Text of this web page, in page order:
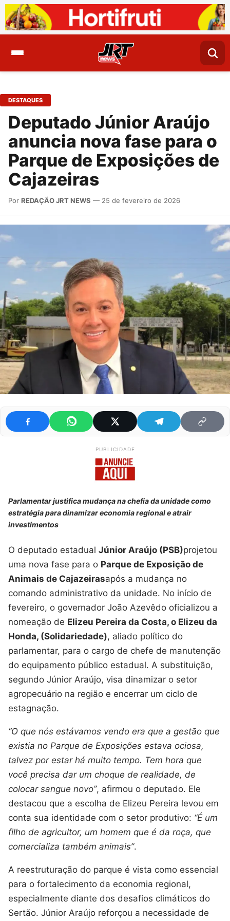
DESTAQUES
Deputado Júnior Araújo
anuncia nova fase para o
Parque de Exposições de
Cajazeiras
Por REDAÇÃO JRT NEWS — 25 de fevereiro de 2026
PUBLICIDADE
Parlamentar justifica mudança na chefia da unidade como
estratégia para dinamizar economia regional e atrair
investimentos
O deputado estadual Júnior Araújo (PSB)projetou
uma nova fase para o Parque de Exposição de
Animais de Cajazeirasapós a mudança no
comando administrativo da unidade. No início de
fevereiro, o governador João Azevêdo oficializou a
nomeação de Elizeu Pereira da Costa, o Elizeu da
Honda, (Solidariedade), aliado político do
parlamentar, para o cargo de chefe de manutenção
do equipamento público estadual. A substituição,
segundo Júnior Araújo, visa dinamizar o setor
agropecuário na região e encerrar um ciclo de
estagnação.
“O que nós estávamos vendo era que a gestão que
existia no Parque de Exposições estava ociosa,
talvez por estar há muito tempo. Tem hora que
você precisa dar um choque de realidade, de
colocar sangue novo”, afirmou o deputado. Ele
destacou que a escolha de Elizeu Pereira levou em
conta sua identidade com o setor produtivo: “É um
filho de agricultor, um homem que é da roça, que
comercializa também animais”.
A reestruturação do parque é vista como essencial
para o fortalecimento da economia regional,
especialmente diante dos desafios climáticos do
Sertão. Júnior Araújo reforçou a necessidade de